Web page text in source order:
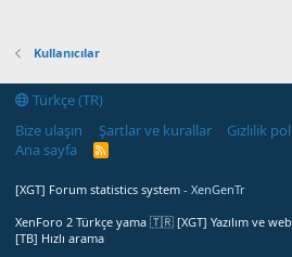
Kullanıcılar
Türkçe (TR)
Bize ulaşın
Şartlar ve kurallar Gizlilik
Ana sayfa
R
[XGT] Forum statistics system - XenGenTr
XenForo 2 Türkçe yama 🇹🇷 [XGT] Yazılım ve
[TB] Hızlı arama